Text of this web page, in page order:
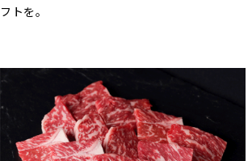
フトを。